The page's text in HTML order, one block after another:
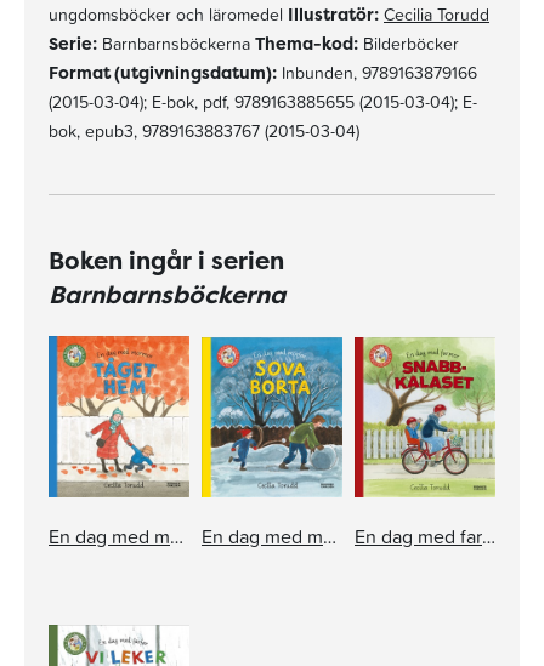
ungdomsböcker och läromedel Illustratör: Cecilia Torudd
Serie: Barnbarnsböckerna Thema-kod: Bilderböcker
Format (utgivningsdatum): Inbunden, 9789163879166
(2015-03-04); E-bok, pdf, 9789163885655 (2015-03-04); E-
bok, epub3, 9789163883767 (2015-03-04)
Boken ingår i serien
Barnbarnsböckerna
En dag med mormor: Tåget hem En dag med morfar: Sova borta En dag med farmor: Snabbkalaset